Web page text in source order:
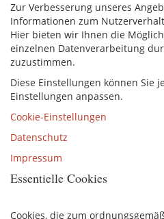
Zur Verbesserung unseres
Informationen zum
Hier bieten wir Ihnen die
einzelnen Datenverarbeitung
zuzustimmen.
Diese Einstellungen können Sie
Einstellungen anpassen.
Cookie-Einstellungen
Datenschutz
Impressum
Essentielle Cookies
Cookies, die zum